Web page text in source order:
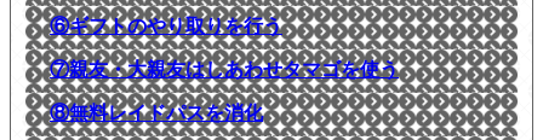
⑥ギフトのやり取りを行う
⑦親友・大親友はしあわせタマゴを使う
⑧無料レイドパスを消化